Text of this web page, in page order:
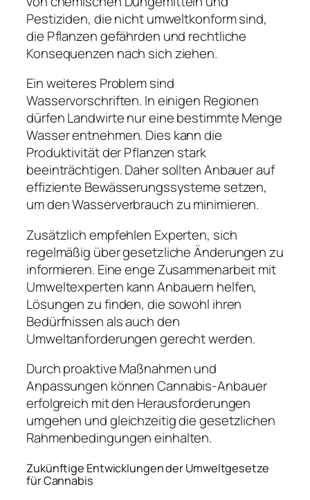
Pestiziden, die nicht umweltkonform sind,
die Pflanzen gefährden und rechtliche
Konsequenzen nach sich ziehen.
Ein weiteres Problem sind
Wasservorschriften. In einigen Regionen
dürfen Landwirte nur eine bestimmte Menge
Wasser entnehmen. Dies kann die
Produktivität der Pflanzen stark
beeinträchtigen. Daher sollten Anbauer auf
effiziente Bewässerungssysteme setzen,
um den Wasserverbrauch zu minimieren.
Zusätzlich empfehlen Experten, sich
regelmäßig über gesetzliche Änderungen zu
informieren. Eine enge Zusammenarbeit mit
Umweltexperten kann Anbauern helfen,
Lösungen zu finden, die sowohl ihren
Bedürfnissen als auch den
Umweltanforderungen gerecht werden.
Durch proaktive Maßnahmen und
Anpassungen können Cannabis-Anbauer
erfolgreich mit den Herausforderungen
umgehen und gleichzeitig die gesetzlichen
Rahmenbedingungen einhalten.
Zukünftige Entwicklungen der Umweltgesetze
für Cannabis